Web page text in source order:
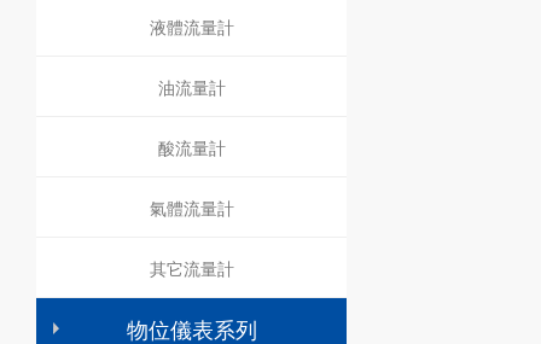
液體流量計
油流量計
酸流量計
氣體流量計
其它流量計
物位儀表系列